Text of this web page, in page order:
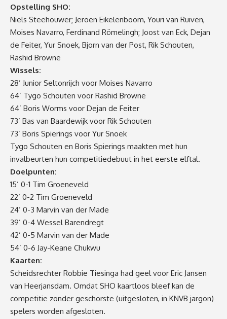
Opstelling SHO:
Niels Steehouwer; Jeroen Eikelenboom, Youri van Ruiven,
Moises Navarro, Ferdinand Römelingh; Joost van Eck, Dejan
de Feiter, Yur Snoek, Bjorn van der Post, Rik Schouten,
Rashid Browne
Wissels:
28’ Junior Seltonrijch voor Moises Navarro
64’ Tygo Schouten voor Rashid Browne
64’ Boris Worms voor Dejan de Feiter
73’ Bas van Baardewijk voor Rik Schouten
73’ Boris Spierings voor Yur Snoek
Tygo Schouten en Boris Spierings maakten met hun
invalbeurten hun competitiedebuut in het eerste elftal.
Doelpunten:
15’ 0-1 Tim Groeneveld
22’ 0-2 Tim Groeneveld
24’ 0-3 Marvin van der Made
39’ 0-4 Wessel Barendregt
42’ 0-5 Marvin van der Made
54’ 0-6 Jay-Keane Chukwu
Kaarten:
Scheidsrechter Robbie Tiesinga had geel voor Eric Jansen
van Heerjansdam. Omdat SHO kaartloos bleef kan de
competitie zonder geschorste (uitgesloten, in KNVB jargon)
spelers worden afgesloten.